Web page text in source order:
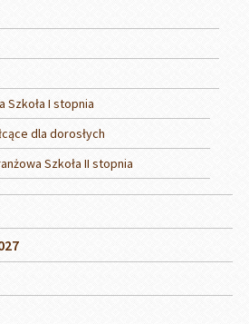
Szkoła I stopnia
dla dorosłych
Szkoła II stopnia